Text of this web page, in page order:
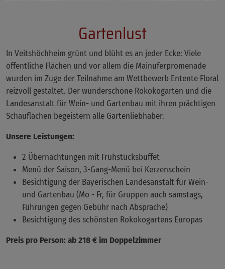
Gartenlust
In Veitshöchheim grünt und blüht es an jeder Ecke: Viele
öffentliche Flächen und vor allem die Mainuferpromenade
wurden im Zuge der Teilnahme am Wettbewerb Entente Floral
reizvoll gestaltet. Der wunderschöne Rokokogarten und die
Landesanstalt für Wein- und Gartenbau mit ihren prächtigen
Schauflächen begeistern alle Gartenliebhaber.
Unsere Leistungen:
2 Übernachtungen mit Frühstücksbuffet
Menü der Saison, 3-Gang-Menü bei Kerzenschein
Besichtigung der Bayerischen Landesanstalt für Wein-
und Gartenbau (Mo - Fr, für Gruppen auch samstags,
Führungen gegen Gebühr nach Absprache)
Besichtigung des schönsten Rokokogartens Europas
Preis pro Person: ab 218 € im Doppelzimmer